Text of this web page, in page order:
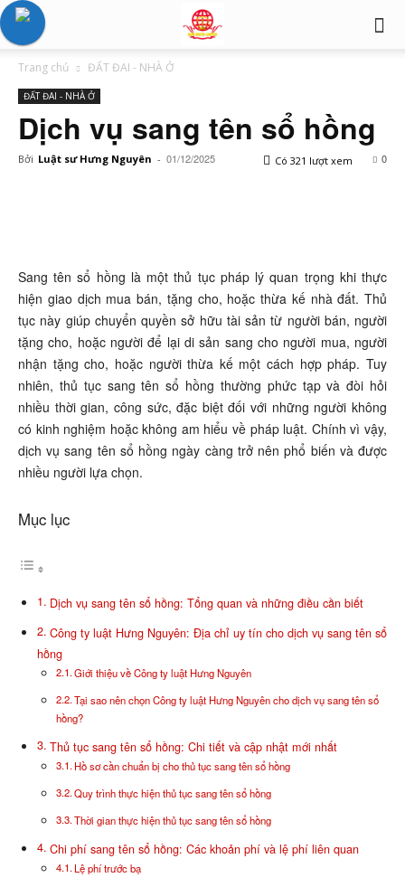
Trang chủ ĐẤT ĐAI - NHÀ Ở
ĐẤT ĐAI - NHÀ Ở
Dịch vụ sang tên sổ hồng
Bởi Luật sư Hưng Nguyên - 01/12/2025 0
Có 321 lượt xem
Sang tên sổ hồng là một thủ tục pháp lý quan trọng khi thực
hiện giao dịch mua bán, tặng cho, hoặc thừa kế nhà đất. Thủ
tục này giúp chuyển quyền sở hữu tài sản từ người bán, người
tặng cho, hoặc người để lại di sản sang cho người mua, người
nhận tặng cho, hoặc người thừa kế một cách hợp pháp. Tuy
nhiên, thủ tục sang tên sổ hồng thường phức tạp và đòi hỏi
nhiều thời gian, công sức, đặc biệt đối với những người không
có kinh nghiệm hoặc không am hiểu về pháp luật. Chính vì vậy,
dịch vụ sang tên sổ hồng ngày càng trở nên phổ biến và được
nhiều người lựa chọn.
Mục lục
Dịch vụ sang tên sổ hồng: Tổng quan và những điều cần biết
Công ty luật Hưng Nguyên: Địa chỉ uy tín cho dịch vụ sang tên sổ
hồng
Giới thiệu về Công ty luật Hưng Nguyên
Tại sao nên chọn Công ty luật Hưng Nguyên cho dịch vụ sang tên sổ
hồng?
Thủ tục sang tên sổ hồng: Chi tiết và cập nhật mới nhất
Hồ sơ cần chuẩn bị cho thủ tục sang tên sổ hồng
Quy trình thực hiện thủ tục sang tên sổ hồng
Thời gian thực hiện thủ tục sang tên sổ hồng
Chi phí sang tên sổ hồng: Các khoản phí và lệ phí liên quan
Lệ phí trước bạ